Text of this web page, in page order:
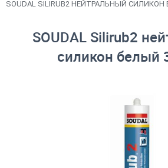
SOUDAL SILIRUB2 НЕЙТРАЛЬНЫЙ
SOUDAL Silirub2
силикон белый